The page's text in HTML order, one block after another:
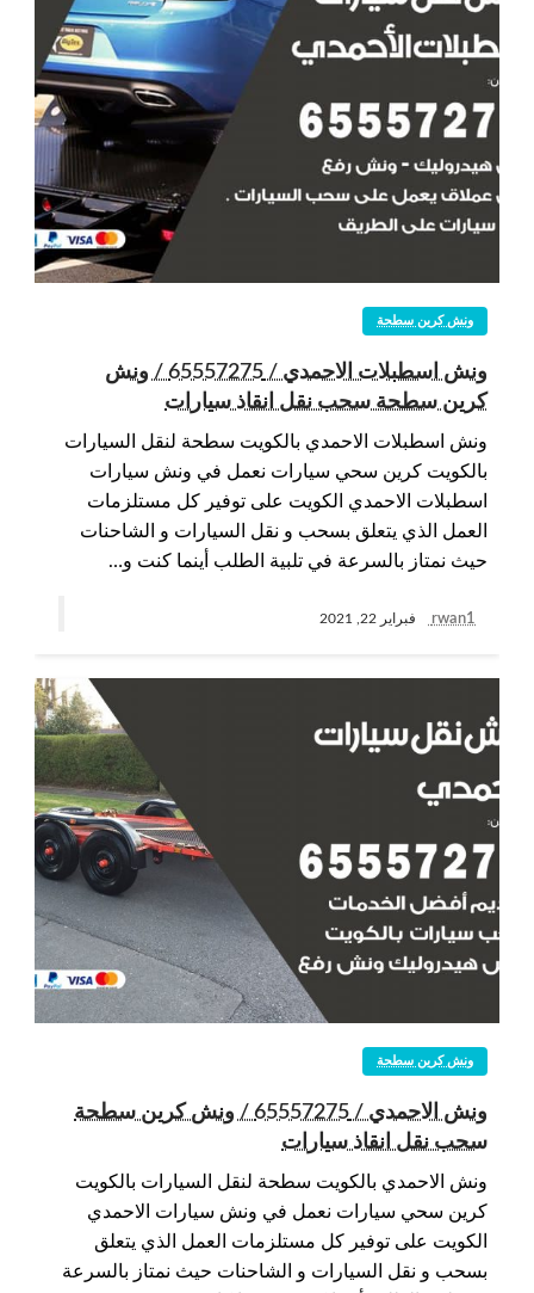
ونش كرين سطحة
ونش اسطبلات الاحمدي / 65557275 / ونش
كرين سطحة سحب نقل انقاذ سيارات
ونش اسطبلات الاحمدي بالكويت سطحة لنقل السيارات
بالكويت كرين سحي سيارات نعمل في ونش سيارات
اسطبلات الاحمدي الكويت على توفير كل مستلزمات
العمل الذي يتعلق بسحب و نقل السيارات و الشاحنات
حيث نمتاز بالسرعة في تلبية الطلب أينما كنت و…
rwan1 فبراير 22, 2021
ونش كرين سطحة
ونش الاحمدي / 65557275 / ونش كرين سطحة
سحب نقل انقاذ سيارات
ونش الاحمدي بالكويت سطحة لنقل السيارات بالكويت
كرين سحي سيارات نعمل في ونش سيارات الاحمدي
الكويت على توفير كل مستلزمات العمل الذي يتعلق
بسحب و نقل السيارات و الشاحنات حيث نمتاز بالسرعة